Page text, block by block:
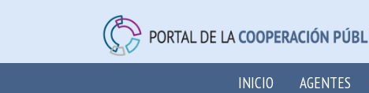
INICIO AGENTES